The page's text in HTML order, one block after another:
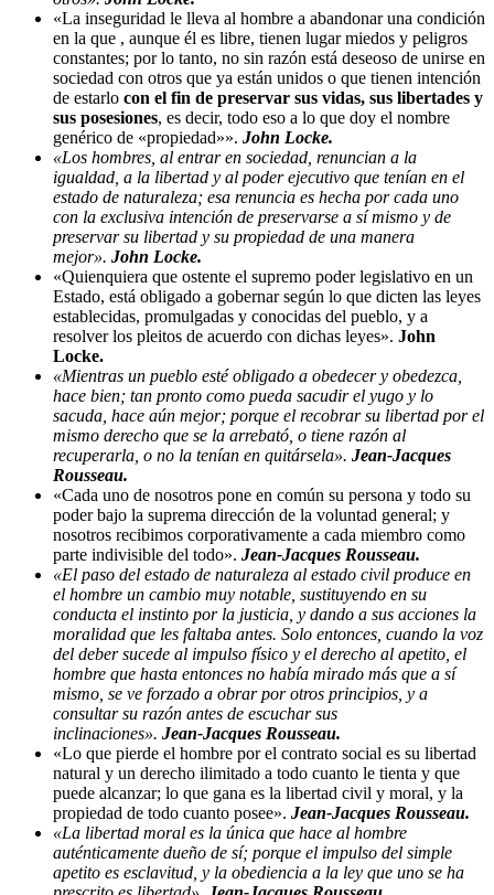
«La inseguridad le lleva al hombre a abandonar una condición
en la que , aunque él es libre, tienen lugar miedos y peligros
constantes; por lo tanto, no sin razón está deseoso de unirse en
sociedad con otros que ya están unidos o que tienen intención
de estarlo con el fin de preservar sus vidas, sus libertades y
sus posesiones, es decir, todo eso a lo que doy el nombre
genérico de «propiedad»». John Locke.
«Los hombres, al entrar en sociedad, renuncian a la
igualdad, a la libertad y al poder ejecutivo que tenían en el
estado de naturaleza; esa renuncia es hecha por cada uno
con la exclusiva intención de preservarse a sí mismo y de
preservar su libertad y su propiedad de una manera
mejor». John Locke.
«Quienquiera que ostente el supremo poder legislativo en un
Estado, está obligado a gobernar según lo que dicten las leyes
establecidas, promulgadas y conocidas del pueblo, y a
resolver los pleitos de acuerdo con dichas leyes». John
Locke.
«Mientras un pueblo esté obligado a obedecer y obedezca,
hace bien; tan pronto como pueda sacudir el yugo y lo
sacuda, hace aún mejor; porque el recobrar su libertad por el
mismo derecho que se la arrebató, o tiene razón al
recuperarla, o no la tenían en quitársela». Jean-Jacques
Rousseau.
«Cada uno de nosotros pone en común su persona y todo su
poder bajo la suprema dirección de la voluntad general; y
nosotros recibimos corporativamente a cada miembro como
parte indivisible del todo». Jean-Jacques Rousseau.
«El paso del estado de naturaleza al estado civil produce en
el hombre un cambio muy notable, sustituyendo en su
conducta el instinto por la justicia, y dando a sus acciones la
moralidad que les faltaba antes. Solo entonces, cuando la voz
del deber sucede al impulso físico y el derecho al apetito, el
hombre que hasta entonces no había mirado más que a sí
mismo, se ve forzado a obrar por otros principios, y a
consultar su razón antes de escuchar sus
inclinaciones». Jean-Jacques Rousseau.
«Lo que pierde el hombre por el contrato social es su libertad
natural y un derecho ilimitado a todo cuanto le tienta y que
puede alcanzar; lo que gana es la libertad civil y moral, y la
propiedad de todo cuanto posee». Jean-Jacques Rousseau.
«La libertad moral es la única que hace al hombre
auténticamente dueño de sí; porque el impulso del simple
apetito es esclavitud, y la obediencia a la ley que uno se ha